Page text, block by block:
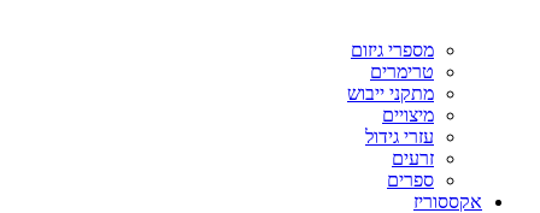
מספרי גיזום
טרימרים
מתקני ייבוש
מיצויים
עזרי גידול
זרעים
ספרים
אקססוריז